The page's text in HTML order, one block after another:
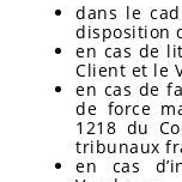
dans le
disposition
en cas de
Client et le
en cas de
de force
1218 du
tribunaux
en cas